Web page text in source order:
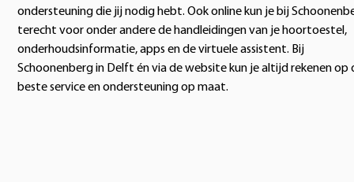
ondersteuning die jij nodig hebt. Ook online kun je bij
terecht voor onder andere de handleidingen van je hoortoestel,
onderhoudsinformatie, apps en de virtuele assistent. Bij
Schoonenberg in Delft én via de website kun je altijd rekenen op
beste service en ondersteuning op maat.